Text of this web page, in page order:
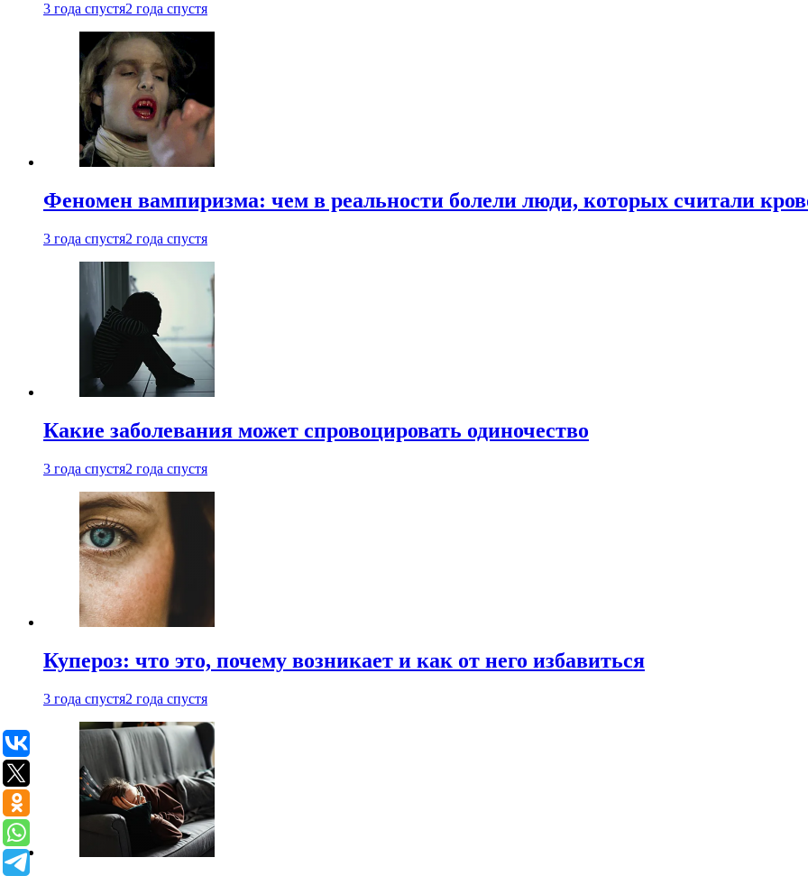
3 года спустя2 года спустя
Феномен вампиризма: чем в реальности болели люди, которых считали
3 года спустя2 года спустя
Какие заболевания может спровоцировать одиночество
3 года спустя2 года спустя
Купероз: что это, почему возникает и как от него избавиться
3 года спустя2 года спустя